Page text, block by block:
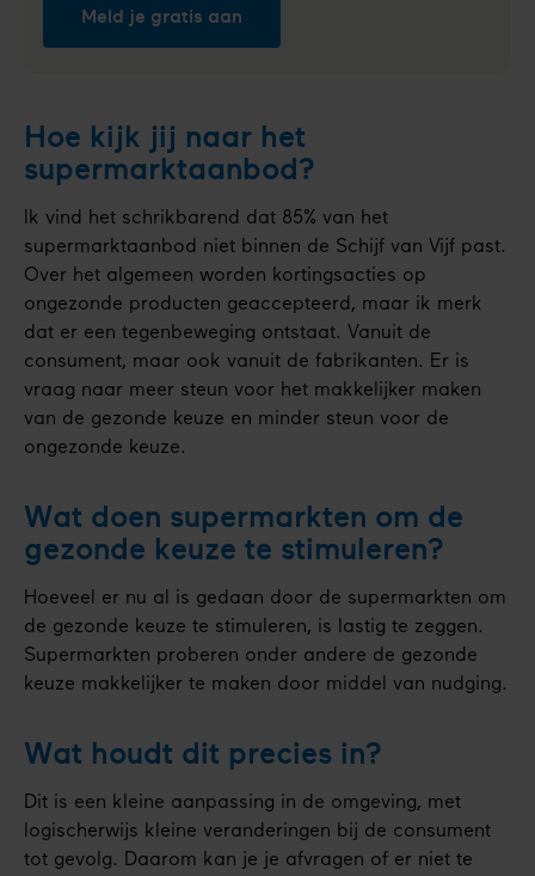
Meld je gratis aan
Hoe kijk jij naar het
supermarktaanbod?
Ik vind het schrikbarend dat 85% van het
supermarktaanbod niet binnen de Schijf van Vijf past.
Over het algemeen worden kortingsacties op
ongezonde producten geaccepteerd, maar ik merk
dat er een tegenbeweging ontstaat. Vanuit de
consument, maar ook vanuit de fabrikanten. Er is
vraag naar meer steun voor het makkelijker maken
van de gezonde keuze en minder steun voor de
ongezonde keuze.
Wat doen supermarkten om de
gezonde keuze te stimuleren?
Hoeveel er nu al is gedaan door de supermarkten om
de gezonde keuze te stimuleren, is lastig te zeggen.
Supermarkten proberen onder andere de gezonde
keuze makkelijker te maken door middel van nudging.
Wat houdt dit precies in?
Dit is een kleine aanpassing in de omgeving, met
logischerwijs kleine veranderingen bij de consument
tot gevolg. Daarom kan je je afvragen of er niet te